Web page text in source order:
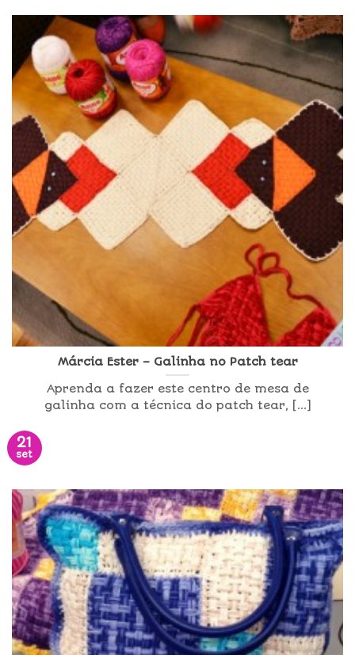
Márcia Ester – Galinha no Patch tear
Aprenda a fazer este centro de mesa de
galinha com a técnica do patch tear, [...]
21
set